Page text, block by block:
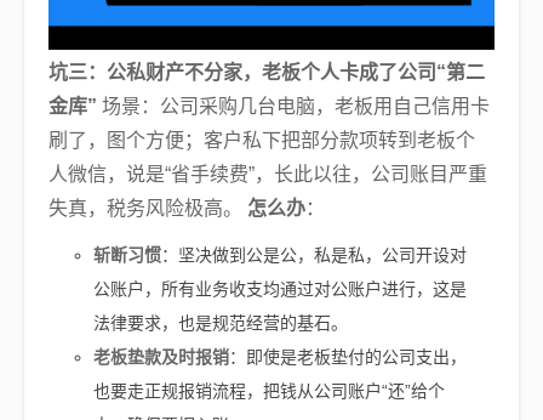
坑三：公私财产不分家，老板个人卡成了公司“第二
金库” 场景：公司采购几台电脑，老板用自己信用卡
刷了，图个方便；客户私下把部分款项转到老板个
人微信，说是“省手续费”，长此以往，公司账目严重
失真，税务风险极高。 怎么办：
斩断习惯：坚决做到公是公，私是私，公司开设对
公账户，所有业务收支均通过对公账户进行，这是
法律要求，也是规范经营的基石。
老板垫款及时报销：即使是老板垫付的公司支出，
也要走正规报销流程，把钱从公司账户“还”给个